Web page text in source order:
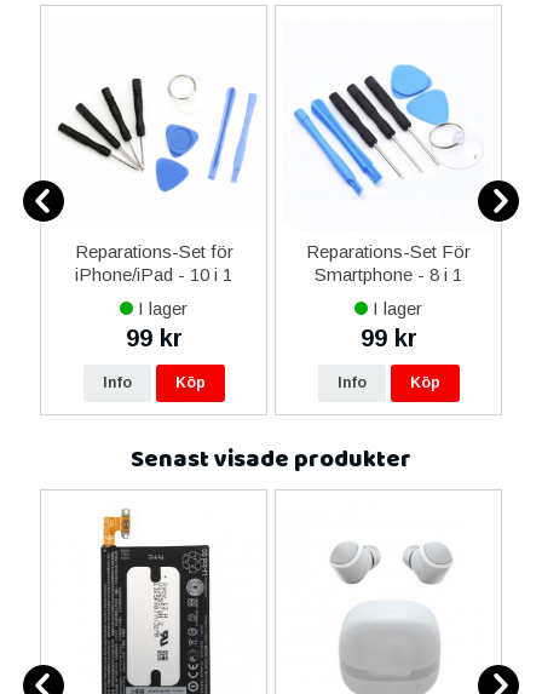
Reparations-Set för
iPhone/iPad - 10 i 1
I lager
99 kr
Info Köp
Reparations-Set För
Smartphone - 8 i 1
I lager
99 kr
Info Köp
Senast visade produkter